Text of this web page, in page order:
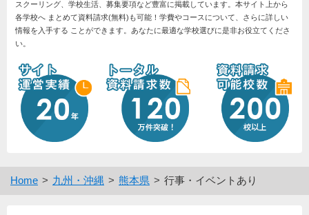
スクーリング、学校生活、募集要項など豊富に掲載しています。本サイト上から
各学校へ まとめて資料請求(無料)も可能！学費やコースについて、さらに詳しい
情報を入手する ことができます。あなたに最適な学校選びに是非お役立てくださ
い。
Home 九州・沖縄 熊本県 行事・イベントあり